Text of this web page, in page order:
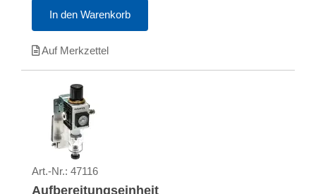
In den Warenkorb
Auf Merkzettel
Art.-Nr.: 47116
Aufbereitungseinheit